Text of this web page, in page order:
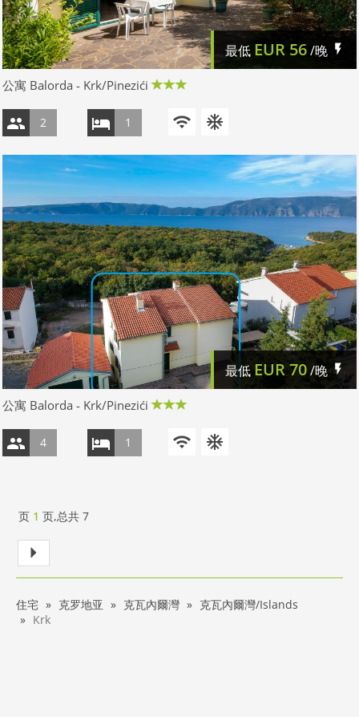
最低 EUR 56/晚
公寓 Balorda - Krk/Pinezići
2 1
最低EUR70/晚
公寓 Balorda - Krk/Pinezići
4 1
页 1 页,总共 7
住宅 克罗地亚 克瓦內爾灣
克瓦內爾灣/Islands
Krk